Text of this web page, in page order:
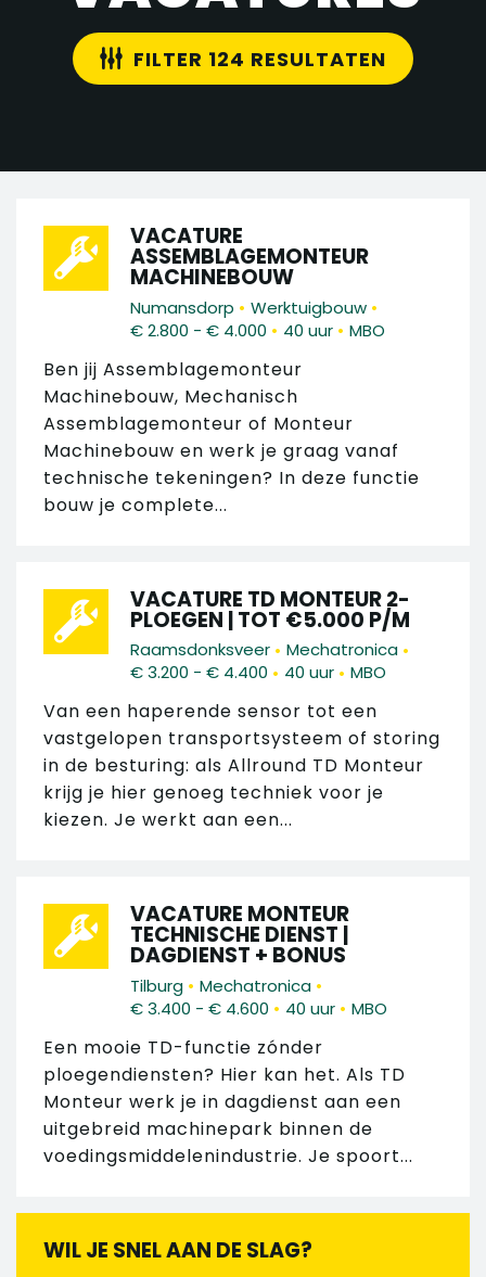
FILTER 124 RESULTATEN
VACATURE
ASSEMBLAGEMONTEUR
MACHINEBOUW
Numansdorp • Werktuigbouw •
€ 2.800 - € 4.000 • 40 uur • MBO
Ben jij Assemblagemonteur
Machinebouw, Mechanisch
Assemblagemonteur of Monteur
Machinebouw en werk je graag vanaf
technische tekeningen? In deze functie
bouw je complete...
VACATURE TD MONTEUR 2-
PLOEGEN | TOT €5.000 P/M
Raamsdonksveer • Mechatronica •
€ 3.200 - € 4.400 • 40 uur • MBO
Van een haperende sensor tot een
vastgelopen transportsysteem of storing
in de besturing: als Allround TD Monteur
krijg je hier genoeg techniek voor je
kiezen. Je werkt aan een...
VACATURE MONTEUR
TECHNISCHE DIENST |
DAGDIENST + BONUS
Tilburg • Mechatronica •
€ 3.400 - € 4.600 • 40 uur • MBO
Een mooie TD-functie zónder
ploegendiensten? Hier kan het. Als TD
Monteur werk je in dagdienst aan een
uitgebreid machinepark binnen de
voedingsmiddelenindustrie. Je spoort...
WIL JE SNEL AAN DE SLAG?